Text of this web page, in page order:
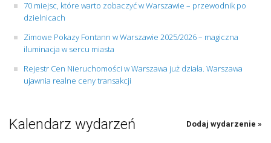
70 miejsc, które warto zobaczyć w Warszawie – przewodnik po
dzielnicach
Zimowe Pokazy Fontann w Warszawie 2025/2026 – magiczna
iluminacja w sercu miasta
Rejestr Cen Nieruchomości w Warszawa już działa. Warszawa
ujawnia realne ceny transakcji
Kalendarz wydarzeń Dodaj wydarzenie »